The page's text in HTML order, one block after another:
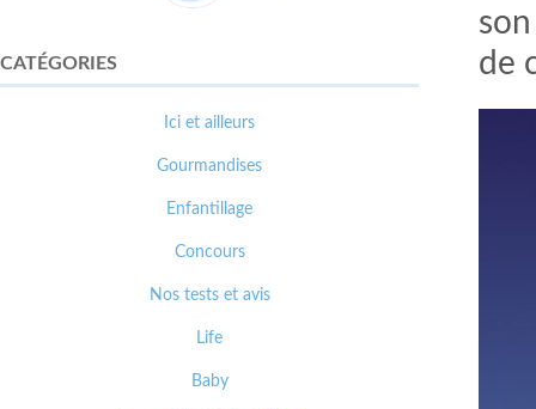
de
CATÉGORIES
Ici et ailleurs
Gourmandises
Enfantillage
Concours
Nos tests et avis
Life
Baby